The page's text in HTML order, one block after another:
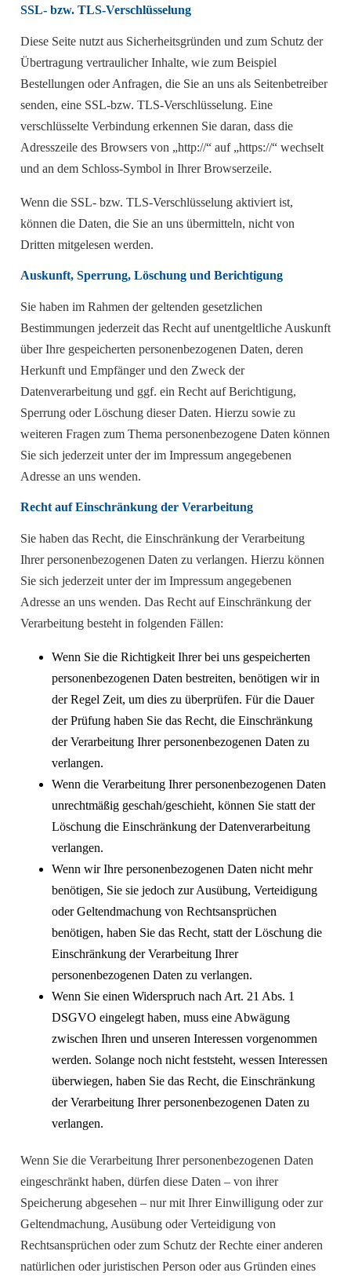
SSL- bzw. TLS-Verschlüsselung
Diese Seite nutzt aus Sicherheitsgründen und zum Schutz der
Übertragung vertraulicher Inhalte, wie zum Beispiel
Bestellungen oder Anfragen, die Sie an uns als Seitenbetreiber
senden, eine SSL-bzw. TLS-Verschlüsselung. Eine
verschlüsselte Verbindung erkennen Sie daran, dass die
Adresszeile des Browsers von „http://“ auf „https://“ wechselt
und an dem Schloss-Symbol in Ihrer Browserzeile.
Wenn die SSL- bzw. TLS-Verschlüsselung aktiviert ist,
können die Daten, die Sie an uns übermitteln, nicht von
Dritten mitgelesen werden.
Auskunft, Sperrung, Löschung und Berichtigung
Sie haben im Rahmen der geltenden gesetzlichen
Bestimmungen jederzeit das Recht auf unentgeltliche Auskunft
über Ihre gespeicherten personenbezogenen Daten, deren
Herkunft und Empfänger und den Zweck der
Datenverarbeitung und ggf. ein Recht auf Berichtigung,
Sperrung oder Löschung dieser Daten. Hierzu sowie zu
weiteren Fragen zum Thema personenbezogene Daten können
Sie sich jederzeit unter der im Impressum angegebenen
Adresse an uns wenden.
Recht auf Einschränkung der Verarbeitung
Sie haben das Recht, die Einschränkung der Verarbeitung
Ihrer personenbezogenen Daten zu verlangen. Hierzu können
Sie sich jederzeit unter der im Impressum angegebenen
Adresse an uns wenden. Das Recht auf Einschränkung der
Verarbeitung besteht in folgenden Fällen:
Wenn Sie die Richtigkeit Ihrer bei uns gespeicherten
personenbezogenen Daten bestreiten, benötigen wir in
der Regel Zeit, um dies zu überprüfen. Für die Dauer
der Prüfung haben Sie das Recht, die Einschränkung
der Verarbeitung Ihrer personenbezogenen Daten zu
verlangen.
Wenn die Verarbeitung Ihrer personenbezogenen Daten
unrechtmäßig geschah/geschieht, können Sie statt der
Löschung die Einschränkung der Datenverarbeitung
verlangen.
Wenn wir Ihre personenbezogenen Daten nicht mehr
benötigen, Sie sie jedoch zur Ausübung, Verteidigung
oder Geltendmachung von Rechtsansprüchen
benötigen, haben Sie das Recht, statt der Löschung die
Einschränkung der Verarbeitung Ihrer
personenbezogenen Daten zu verlangen.
Wenn Sie einen Widerspruch nach Art. 21 Abs. 1
DSGVO eingelegt haben, muss eine Abwägung
zwischen Ihren und unseren Interessen vorgenommen
werden. Solange noch nicht feststeht, wessen Interessen
überwiegen, haben Sie das Recht, die Einschränkung
der Verarbeitung Ihrer personenbezogenen Daten zu
verlangen.
Wenn Sie die Verarbeitung Ihrer personenbezogenen Daten
eingeschränkt haben, dürfen diese Daten – von ihrer
Speicherung abgesehen – nur mit Ihrer Einwilligung oder zur
Geltendmachung, Ausübung oder Verteidigung von
Rechtsansprüchen oder zum Schutz der Rechte einer anderen
natürlichen oder juristischen Person oder aus Gründen eines